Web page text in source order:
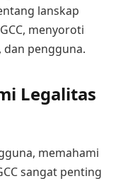
lanskap
menyoroti
dan pengguna.
Legalitas
memahami
sangat penting